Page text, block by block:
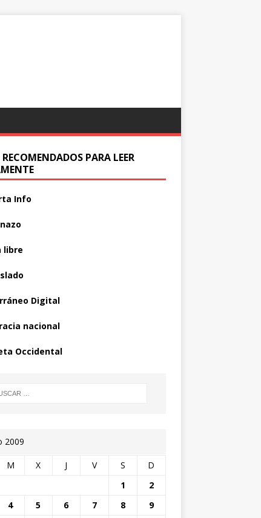
PARA LEER
Info
libre
Digital
nacional
Occidental
2009
M X J V S D
1
2
4 5 6 7 8
9